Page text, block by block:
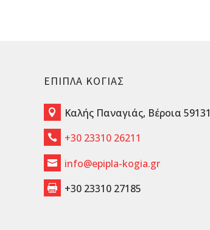
ΕΠΙΠΛΑ ΚΟΓΙΑΣ
 Καλής Παναγιάς, Βέροια 59131
 +30 23310 26211
 info@epipla-kogia.gr
 +30 23310 27185